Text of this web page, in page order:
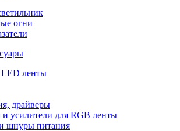
огни
ленты
драйверы
усилители для RGB ленты
шнуры питания